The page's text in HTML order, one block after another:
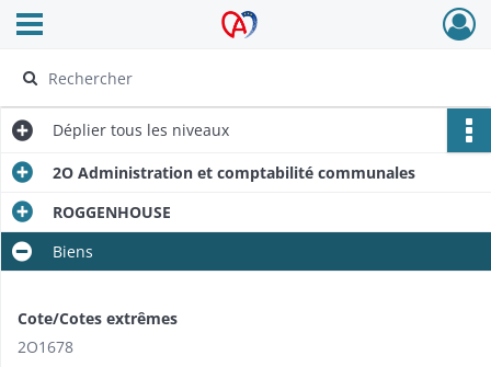
Archives Alsace - Colmar
Ouvrir le menu déroulant
Déplier tous les niveaux
2O Administration et comptabilité communales
ROGGENHOUSE
Biens
Cote/Cotes extrêmes
2O1678